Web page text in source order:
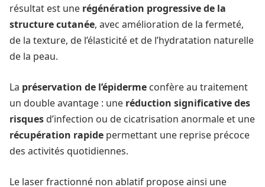
résultat est une régénération progressive de la
structure cutanée, avec amélioration de la fermeté,
de la texture, de l’élasticité et de l’hydratation naturelle
de la peau.
La préservation de l’épiderme confère au traitement
un double avantage : une réduction significative des
risques d’infection ou de cicatrisation anormale et une
récupération rapide permettant une reprise précoce
des activités quotidiennes.
Le laser fractionné non ablatif propose ainsi une